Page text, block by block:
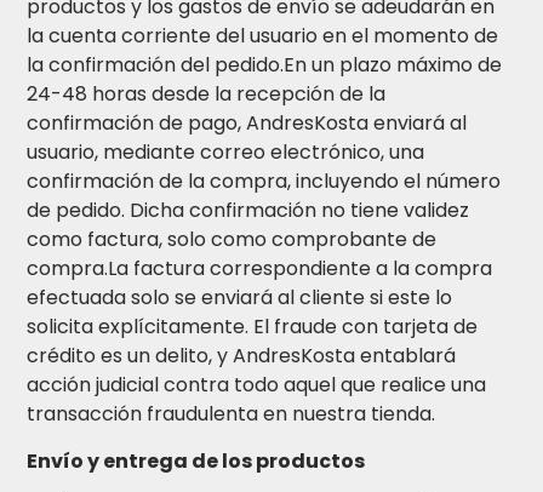
productos y los gastos de envío se adeudarán en
la cuenta corriente del usuario en el momento de
la confirmación del pedido.En un plazo máximo de
24-48 horas desde la recepción de la
confirmación de pago, AndresKosta enviará al
usuario, mediante correo electrónico, una
confirmación de la compra, incluyendo el número
de pedido. Dicha confirmación no tiene validez
como factura, solo como comprobante de
compra.La factura correspondiente a la compra
efectuada solo se enviará al cliente si este lo
solicita explícitamente. El fraude con tarjeta de
crédito es un delito, y AndresKosta entablará
acción judicial contra todo aquel que realice una
transacción fraudulenta en nuestra tienda.
Envío y entrega de los productos